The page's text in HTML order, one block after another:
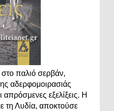
παλιό σερβάν,
αδερφομοιρασιάς
εξελίξεις. Η
τη Λυδία, αποκτούσε